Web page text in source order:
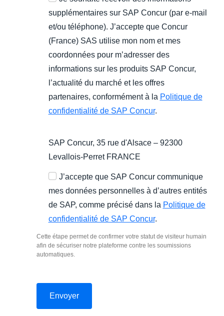
supplémentaires sur SAP Concur (par e-mail
et/ou téléphone). J’accepte que Concur
(France) SAS utilise mon nom et mes
coordonnées pour m’adresser des
informations sur les produits SAP Concur,
l’actualité du marché et les offres
partenaires, conformément à la Politique de
confidentialité de SAP Concur.
SAP Concur, 35 rue d'Alsace – 92300
Levallois-Perret FRANCE
J’accepte que SAP Concur communique
mes données personnelles à d’autres entités
de SAP, comme précisé dans la Politique de
confidentialité de SAP Concur.
Cette étape permet de confirmer votre statut de visiteur humain
afin de sécuriser notre plateforme contre les soumissions
automatiques.